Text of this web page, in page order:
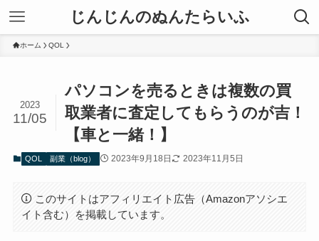
じんじんのぬんたらいふ
ホーム QOL
パソコンを売るときは複数の買
取業者に査定してもらうのが吉！
【車と一緒！】
2023
11/05
QOL 副業（blog） 2023年9月18日 2023年11月5日
このサイトはアフィリエイト広告（Amazonアソシエ
イト含む）を掲載しています。